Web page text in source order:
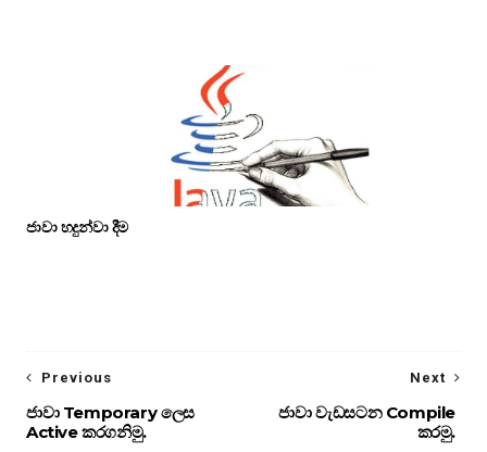
ජාවා හදුන්වා දීම
Next
ජාවා වැඩසටන Compile
කරමු.
Previous
ජාවා Temporary ලෙස
Active කරගනිමු.